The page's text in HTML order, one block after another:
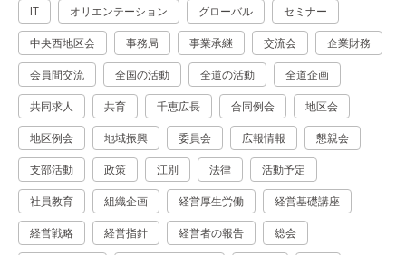
IT オリエンテーション グローバル セミナー
中央西地区会 事務局 事業承継 交流会 企業財務
会員間交流 全国の活動 全道の活動 全道企画
共同求人 共育 千恵広長 合同例会 地区会
地区例会 地域振興 委員会 広報情報 懇親会
支部活動 政策 江別 法律 活動予定
社員教育 組織企画 経営厚生労働 経営基礎講座
経営戦略 経営指針 経営者の報告 総会